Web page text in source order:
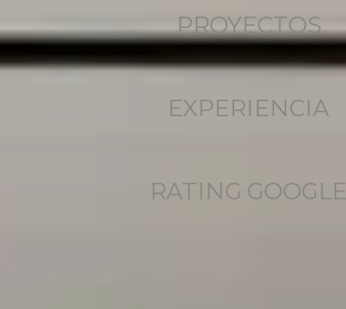
PROYECTOS
EXPERIENCIA
RATING GOOGLE